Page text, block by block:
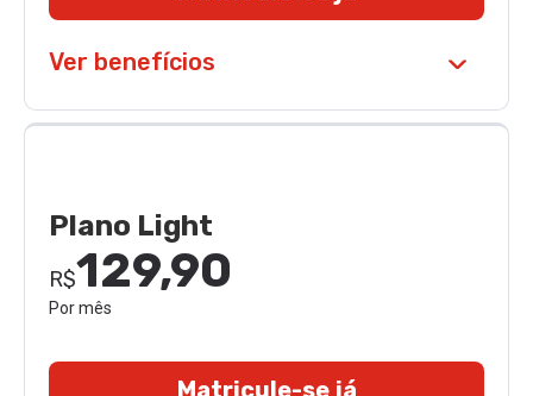
Ver benefícios
Plano Light
R$129,90
Por mês
Matricule-se já